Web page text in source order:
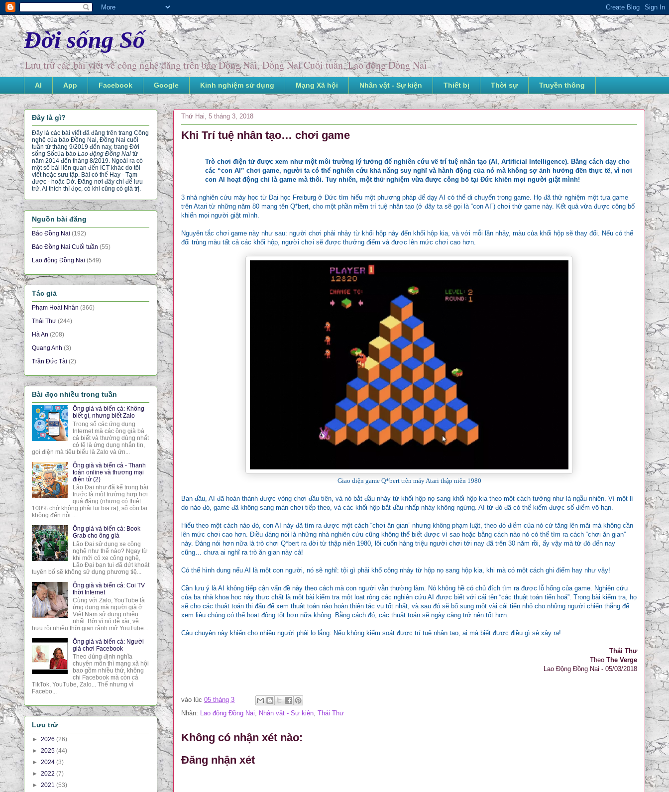
Đời sống Số
Lưu trữ các bài viết về công nghệ đăng trên báo Đồng Nai, Đồng Nai Cuối tuần, Lao động Đồng Nai
AI App Facebook Google Kinh nghiệm sử dụng Mạng Xã hội Nhân vật - Sự kiện Thiết bị Thời sự Truyền thông
Thứ Hai, 5 tháng 3, 2018
Khi Trí tuệ nhân tạo… chơi game
Trò chơi điện tử được xem như một môi trường lý tưởng để nghiên cứu về trí tuệ nhân tạo (AI, Artificial Intelligence). Bằng cách dạy cho
các “con AI” chơi game, người ta có thể nghiên cứu khả năng suy nghĩ và hành động của nó mà không sợ ảnh hưởng đến thực tế, vì nơi
con AI hoạt động chỉ là game mà thôi. Tuy nhiên, một thử nghiệm vừa được công bố tại Đức khiến mọi người giật mình!
3 nhà nghiên cứu máy học từ Đại học Freiburg ở Đức tìm hiểu một phương pháp để dạy AI có thể di chuyển trong game. Họ đã thử nghiệm một tựa game
trên Atari từ những năm 80 mang tên Q*bert, cho một phần mềm trí tuệ nhân tạo (ở đây ta sẽ gọi là “con AI”) chơi thử game này. Kết quả vừa được công bố
khiến mọi người giật mình.
Nguyên tắc chơi game này như sau: người chơi phải nhảy từ khối hộp này đến khối hộp kia, và với mỗi lần nhảy, màu của khối hộp sẽ thay đổi. Nếu có thể
đổi trùng màu tất cả các khối hộp, người chơi sẽ được thưởng điểm và được lên mức chơi cao hơn.
Giao diện game Q*bert trên máy Atari thập niên 1980
Ban đầu, AI đã hoàn thành được vòng chơi đầu tiên, và nó bắt đầu nhảy từ khối hộp nọ sang khối hộp kia theo một cách tưởng như là ngẫu nhiên. Vì một lí
do nào đó, game đã không sang màn chơi tiếp theo, và các khối hộp bắt đầu nhấp nháy không ngừng. AI từ đó đã có thể kiếm được số điểm vô hạn.
Hiểu theo một cách nào đó, con AI này đã tìm ra được một cách “chơi ăn gian” nhưng không phạm luật, theo đó điểm của nó cứ tăng lên mãi mà không cần
lên mức chơi cao hơn. Điều đáng nói là những nhà nghiên cứu cũng không thể biết được vì sao hoặc bằng cách nào nó có thể tìm ra cách “chơi ăn gian”
này. Đáng nói hơn nữa là trò chơi Q*bert ra đời từ thập niên 1980, lôi cuốn hàng triệu người chơi tới nay đã trên 30 năm rồi, ấy vậy mà từ đó đến nay
cũng… chưa ai nghĩ ra trò ăn gian này cả!
Có thể hình dung nếu AI là một con người, nó sẽ nghĩ: tội gì phải khổ công nhảy từ hộp nọ sang hộp kia, khi mà có một cách ghi điểm hay như vậy!
Cần lưu ý là AI không tiếp cận vấn đề này theo cách mà con người vẫn thường làm. Nó không hề có chủ đích tìm ra được lỗ hổng của game. Nghiên cứu
của ba nhà khoa học này thực chất là một bài kiểm tra một loạt rộng các nghiên cứu AI được biết với cái tên “các thuật toán tiến hoá”. Trong bài kiểm tra, họ
sẽ cho các thuật toán thi đấu để xem thuật toán nào hoàn thiện tác vụ tốt nhất, và sau đó sẽ bổ sung một vài cải tiến nhỏ cho những người chiến thắng để
xem liệu chúng có thể hoạt động tốt hơn nữa không. Bằng cách đó, các thuật toán sẽ ngày càng trở nên tốt hơn.
Câu chuyện này khiến cho nhiều người phải lo lắng: Nếu không kiểm soát được trí tuệ nhân tạo, ai mà biết được điều gì sẻ xảy ra!
Thái Thư
Theo The Verge
Lao Động Đồng Nai - 05/03/2018
vào lúc 05 tháng 3
Nhãn:
Lao động Đồng Nai Nhân vật - Sự kiện Thái Thư
Không có nhận xét nào:
Đăng nhận xét
Đây là gì?
Đây là các bài viết đã đăng trên trang Công
nghệ của báo Đồng Nai, Đồng Nai cuối
tuần từ tháng 9/2019 đến nay, trang Đời
sống Sốcủa báo Lao động Đồng Nai từ
năm 2014 đến tháng 8/2019. Ngoài ra có
một số bài liên quan đến ICT khác do tôi
viết hoặc sưu tập. Bài có thể Hay - Tạm
được - hoặc Dở. Đăng nơi đây chỉ để lưu
trữ. Ai thích thì đọc, có khi cũng có giá trị.
Nguồn bài đăng
Báo Đồng Nai (192)
Báo Đồng Nai Cuối tuần (55)
Lao động Đồng Nai (549)
Tác giả
Phạm Hoài Nhân (366)
Thái Thư (244)
Hà An (208)
Quang Anh (3)
Trần Đức Tài (2)
Bài đọc nhiều trong tuần
Ông già và biển cả: Không
biết gì, nhưng biết Zalo
Trong số các ứng dụng
Internet mà các ông già bà
cả biết và thường dùng nhất
có lẽ là ứng dụng nhắn tin,
gọi điện mà tiêu biểu là Zalo và ứn...
Ông già và biển cả - Thanh
toán online và thương mại
điện tử (2)
Lão Đại như đã kể trong bài
trước là một trường hợp hơi
quá đáng (nhưng có thiệt
100% chớ không phải tui bịa ra), số còn lại
không đến nỗi ...
Ông già và biển cả: Book
Grab cho ông già
Lão Đại sử dụng xe công
nghệ như thế nào? Ngay từ
khi mới có xe công nghệ,
Lão Đại bạn tui đã dứt khoát
tuyên bố sẽ không sử dụng phương tiệ...
Ông già và biển cả: Coi TV
thời Internet
Cùng với Zalo, YouTube là
ứng dụng mà người già ở
Việt Nam sử dụng nhiều
nhất. Bởi vì nó dễ xài, về
hưu rồi nhiều thời gian rảnh mở YouTube...
Ông già và biển cả: Người
già chơi Facebook
Theo đúng định nghĩa
chuyên môn thì mạng xã hội
bao gồm nhiều thứ, không
chi Facebook mà còn cả
TikTok, YouTube, Zalo... Thế nhưng vì
Facebo...
Lưu trữ
► 2026 (26)
► 2025 (44)
► 2024 (3)
► 2022 (7)
► 2021 (53)